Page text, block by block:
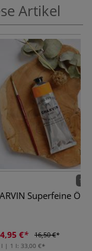
Artikel
149
Superfeine
4,95 € 16,50 €
l | 1 l: 33,00 €